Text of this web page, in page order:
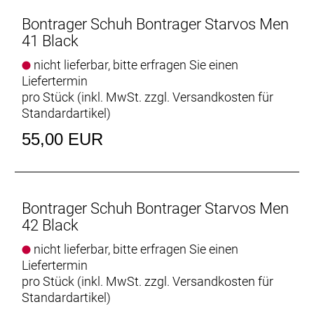
Bontrager Schuh Bontrager Starvos Men
41 Black
nicht lieferbar, bitte erfragen Sie einen
Liefertermin
pro Stück (inkl. MwSt. zzgl. Versandkosten für
Standardartikel)
55,00 EUR
Bontrager Schuh Bontrager Starvos Men
42 Black
nicht lieferbar, bitte erfragen Sie einen
Liefertermin
pro Stück (inkl. MwSt. zzgl. Versandkosten für
Standardartikel)